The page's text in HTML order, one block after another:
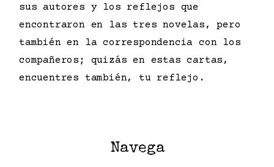
sus autores y los reflejos que
encontraron en las tres novelas, pero
también en la correspondencia con los
compañeros; quizás en estas cartas,
encuentres también, tu reflejo.
Navega